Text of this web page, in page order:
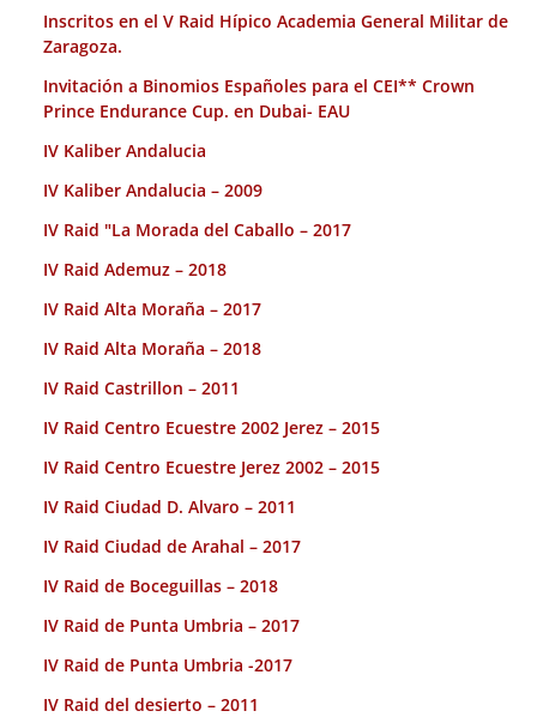
Inscritos en el V Raid Hípico Academia General Militar de
Zaragoza.
Invitación a Binomios Españoles para el CEI** Crown
Prince Endurance Cup. en Dubai- EAU
IV Kaliber Andalucia
IV Kaliber Andalucia – 2009
IV Raid "La Morada del Caballo – 2017
IV Raid Ademuz – 2018
IV Raid Alta Moraña – 2017
IV Raid Alta Moraña – 2018
IV Raid Castrillon – 2011
IV Raid Centro Ecuestre 2002 Jerez – 2015
IV Raid Centro Ecuestre Jerez 2002 – 2015
IV Raid Ciudad D. Alvaro – 2011
IV Raid Ciudad de Arahal – 2017
IV Raid de Boceguillas – 2018
IV Raid de Punta Umbria – 2017
IV Raid de Punta Umbria -2017
IV Raid del desierto – 2011